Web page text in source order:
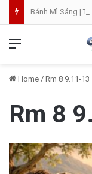
Bánh Mì Sáng |
Home / Rm 8 9.11-13
Rm 8